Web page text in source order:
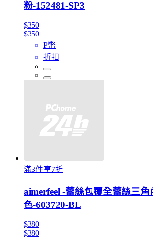
粉-152481-SP3
$350
$350
P幣
折扣
滿3件享7折
aimerfeel -蕾絲包覆全蕾絲三角
色-603720-BL
$380
$380